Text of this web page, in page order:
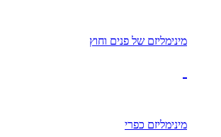
מינימליזם של פנים וחוץ
מינימליזם כפרי